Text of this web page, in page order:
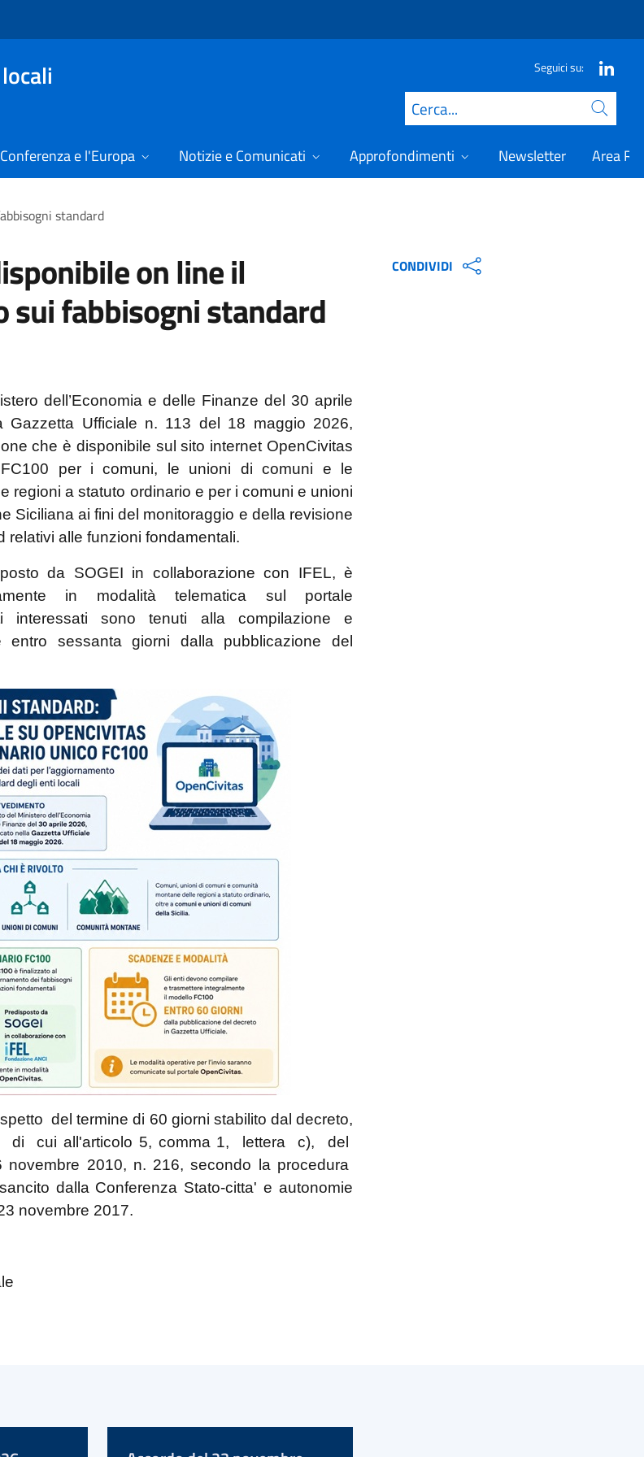
Seguici su:
Cerca
e l'Europa Notizie e Comunicati Approfondimenti Newsletter Area
standard
on line il
sui fabbisogni standard
dell’Economia e delle Finanze del 30 aprile
Gazzetta Ufficiale n. 113 del 18 maggio 2026,
che è disponibile sul sito internet OpenCivitas
per i comuni, le unioni di comuni e le
regioni a statuto ordinario e per i comuni e unioni
Siciliana ai fini del monitoraggio e della revisione
relativi alle funzioni fondamentali.
da SOGEI in collaborazione con IFEL, è
in modalità telematica sul portale
interessati sono tenuti alla compilazione e
entro sessanta giorni dalla pubblicazione del
del termine di 60 giorni stabilito dal decreto,
di cui all'articolo 5, comma 1, lettera
c), del
2010, n. 216, secondo la procedura
dalla Conferenza Stato-citta' e autonomie
novembre 2017.
CONDIVIDI